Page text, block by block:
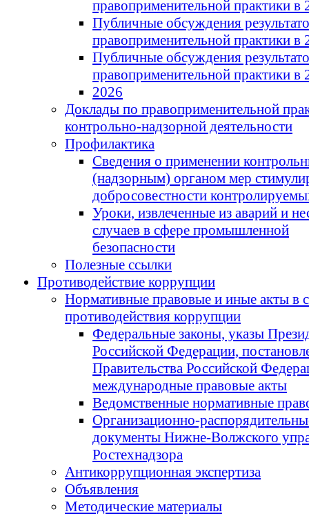
правоприменительной практики в
Публичные обсуждения
правоприменительной практики в
Публичные обсуждения
правоприменительной практики в
2026
Доклады по правоприменительной
контрольно-надзорной деятельности
Профилактика
Сведения о применении
(надзорным) органом мер
добросовестности
Уроки, извлеченные из аварий и
случаев в сфере промышленной
безопасности
Полезные ссылки
Противодействие коррупции
Нормативные правовые и иные акты в
противодействия коррупции
Федеральные законы, указы
Российской Федерации,
Правительства Российской
международные правовые акты
Ведомственные нормативные
Организационно-
документы Нижне-Волжского
Ростехнадзора
Антикоррупционная экспертиза
Объявления
Методические материалы